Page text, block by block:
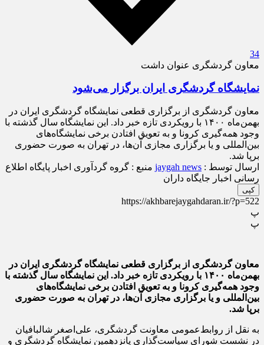
34
معاون گردشگری عنوان داشت
نمایشگاه گردشگری ایران برگزار می‌شود
معاون گردشگری از برگزاری قطعی نمایشگاه گردشگری ایران در
بهمن‌ماه ۱۴۰۰ با رویکردی تازه خبر داد. این نمایشگاه سال گذشته با
وجود همه‌گیری کرونا و به تعویق افتادن برخی نمایشگاه‌های
بین‌المللی و یا برگزاری مجازی آن‌ها، در تهران به صورت حضوری
برپا شد.
ارسال توسط : jaygah news منبع : گروه گردآوری اخبار پایگاه اطلاع
رسانی اخبار جایگاه داران
کپی
https://akhbarejaygahdaran.ir/?p=522
پ
پ
معاون گردشگری از برگزاری قطعی نمایشگاه گردشگری ایران در
بهمن‌ماه ۱۴۰۰ با رویکردی تازه خبر داد. این نمایشگاه سال گذشته با
وجود همه‌گیری کرونا و به تعویق افتادن برخی نمایشگاه‌های
بین‌المللی و یا برگزاری مجازی آن‌ها، در تهران به صورت حضوری
برپا شد.
به نقل از روابط‌عمومی معاونت گردشگری، علی‌اصغر شالبافیان
در نشست شورای سیاست‌گذاری پانزدهمین نمایشگاه گردشگری و